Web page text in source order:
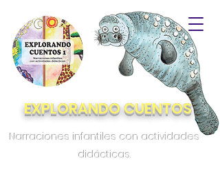
EXPLORANDO CUENTOS
Narraciones infantiles con actividades
didácticas.